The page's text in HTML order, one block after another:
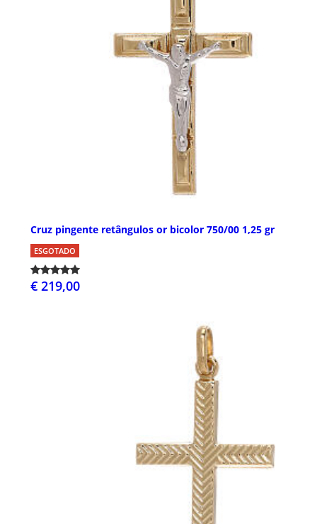
Cruz pingente retângulos or bicolor 750/00 1,25 gr
ESGOTADO
€ 219,00